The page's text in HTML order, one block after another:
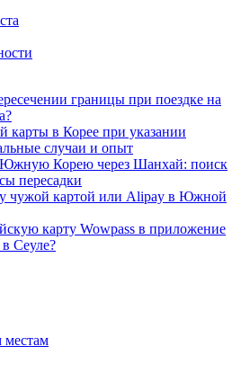
границы при поездке на
карты в Корее при указании
случаи и опыт
Южную Корею через Шанхай: поиск
пересадки
чужой картой или Alipay в Южной
карту Wowpass в приложение
Сеуле?
местам